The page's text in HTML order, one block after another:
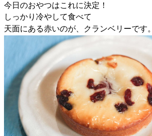
今日のおやつはこれに決定！
しっかり冷やして食べて
天面にある赤いのが、クランベリーです。